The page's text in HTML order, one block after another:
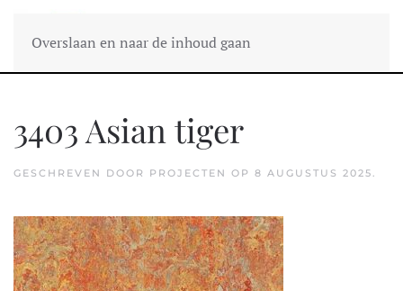
Overslaan en naar de inhoud gaan
3403 Asian tiger
GESCHREVEN DOOR PROJECTEN OP 8 AUGUSTUS 2025.